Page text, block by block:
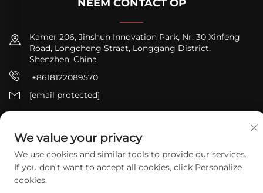
NEEM CONTACT OP
Kamer 206, Jinshun Innovation Park, Nr. 30 Xinfeng
Road, Longcheng Straat, Longgang District,
Shenzhen, China
+8618122089570
[email protected]
Copyright © 2025 TODAY LOGISTICS LTD. Alle rechten
voorbehouden. Privacybeleid
We value your privacy
We use cookies and similar tools to provide our services.
If you don't want to accept all cookies, click Personalize
cookies.